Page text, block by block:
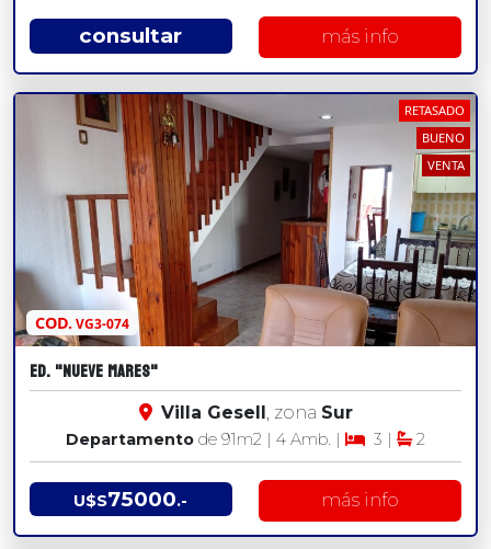
consultar más info
COD.VG3-074
RETASADO
BUENO
VENTA
ED. "NUEVE MARES"
Villa Gesell , zona Sur
Departamento de 91m2 | 4 Amb. | 3 | 2
U$S75000.- más info